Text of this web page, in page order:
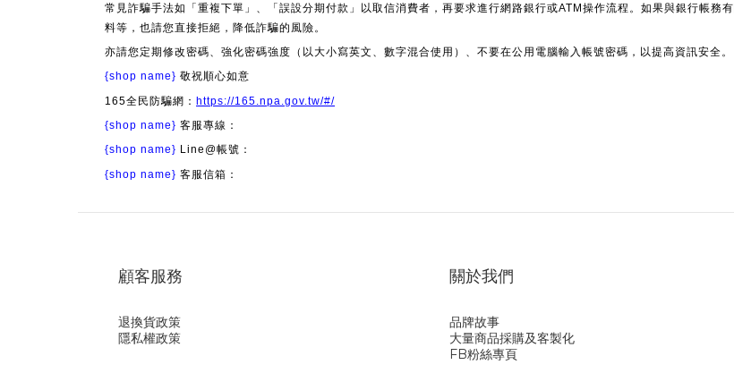
常見詐騙手法如「重複下單」、「誤設分期付款」以取信消費者，再要求進行網路銀行或ATM操作流程。如果與銀行帳務
料等，也請您直接拒絕，降低詐騙的風險。
亦請您定期修改密碼、強化密碼強度（以大小寫英文、數字混合使用）、不要在公用電腦輸入帳號密碼，以提高資訊安全。
{shop name} 敬祝順心如意
165全民防騙網： https://165.npa.gov.tw/#/
{shop name} 客服專線：
{shop name} Line@帳號：
{shop name} 客服信箱：
顧客服務
退換貨政策
隱私權政策
關於我們
品牌故事
大量商品採購及客製化
FB粉絲專頁